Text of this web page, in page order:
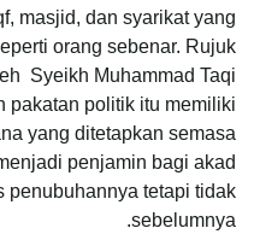
masjid, dan syarikat yang
orang sebenar. Rujuk
Syeikh Muhammad Taqi
pakatan politik itu memiliki
yang ditetapkan semasa
penjamin bagi akad
penubuhannya tetapi tidak
sebelumnya.